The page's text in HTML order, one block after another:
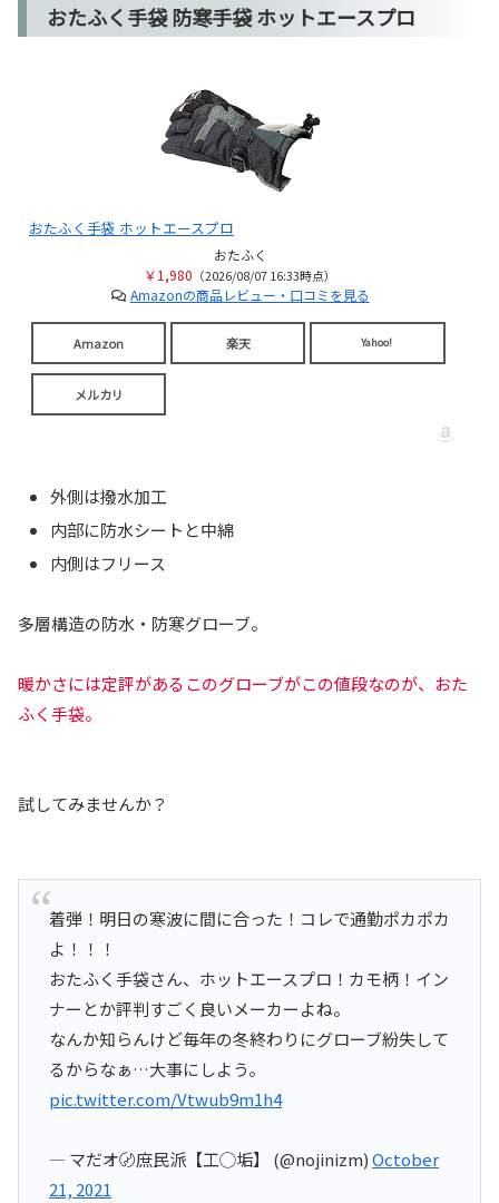
おたふく手袋 防寒手袋 ホットエースプロ
おたふく手袋 ホットエースプロ
おたふく
￥1,980 （2026/08/07 16:33時点）
Amazonの商品レビュー・口コミを見る
Amazon 楽天 Yahoo!
メルカリ
外側は撥水加工
内部に防水シートと中綿
内側はフリース
多層構造の防水・防寒グローブ。
暖かさには定評があるこのグローブがこの値段なのが、おた
ふく手袋。
試してみませんか？
着弾！明日の寒波に間に合った！コレで通勤ポカポカ
よ！！！
おたふく手袋さん、ホットエースプロ！カモ柄！イン
ナーとか評判すごく良いメーカーよね。
なんか知らんけど毎年の冬終わりにグローブ紛失して
るからなぁ…大事にしよう。
pic.twitter.com/Vtwub9m1h4
— マだオ〄庶民派【工◯垢】 (@nojinizm)October
21, 2021